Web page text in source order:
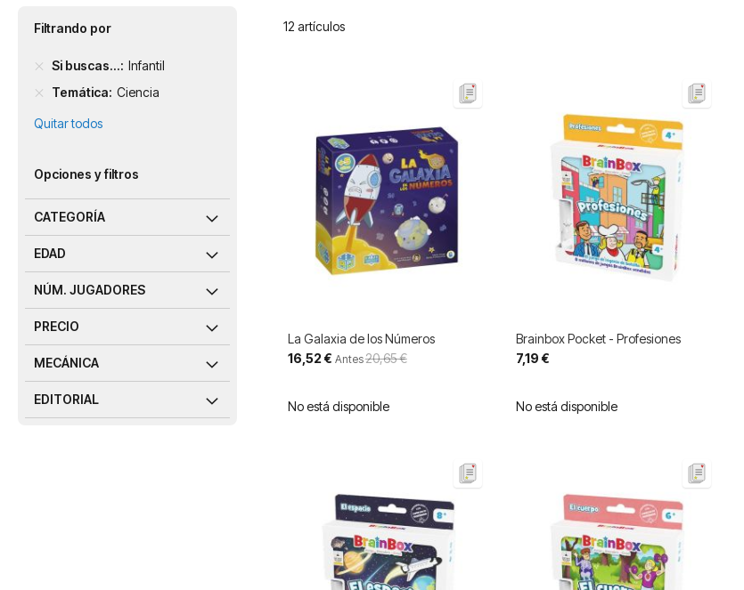
12 artículos
La Galaxia de los Números
Precio
especial
16,52 € Antes20,65 €
No está disponible
Brainbox Pocket - Profesiones
7,19 €
No está disponible
Filtrando por
Si buscas... Infantil
Temática Ciencia
Quitar todos
Opciones y filtros
CATEGORÍA
EDAD
NÚM. JUGADORES
PRECIO
MECÁNICA
EDITORIAL